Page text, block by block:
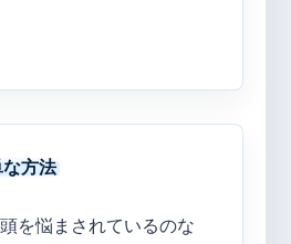
方法
を悩まされているのな